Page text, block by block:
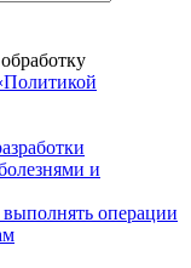
и
операции